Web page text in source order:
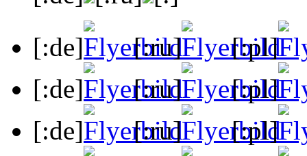
[:de]
[:ru]
[:pl]
[:de]
[:ru]
[:pl]
[:de]
[:ru]
[:pl]